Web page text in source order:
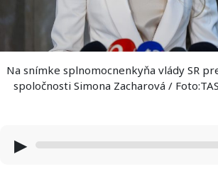
Na snímke splnomocnenkyňa vlády SR
spoločnosti Simona Zacharová /
▶